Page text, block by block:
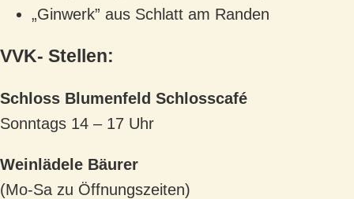
„Ginwerk” aus Schlatt am Randen
VVK- Stellen:
Schloss Blumenfeld Schlosscafé
Sonntags 14 – 17 Uhr
Weinlädele Bäurer
(Mo-Sa zu Öffnungszeiten)